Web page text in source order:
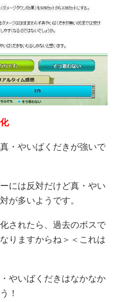
・やいばくだきが強いで
には反対だけど真・やい
が多いようです。
されたら、過去のボスで
りますからね＞＜これは
やいばくだきはなかなか
！